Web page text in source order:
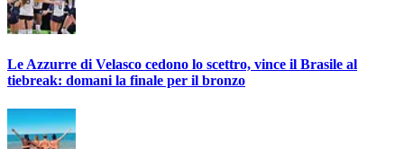
Le Azzurre di Velasco cedono lo scettro, vince il Brasile al
tiebreak: domani la finale per il bronzo